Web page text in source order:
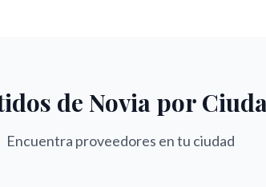
de Noviapor
Encuentra proveedores en tu ciudad